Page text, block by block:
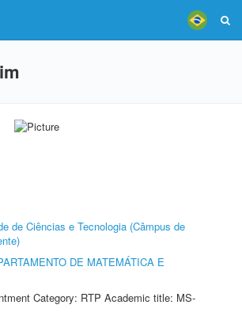
de Ciências e Tecnologia (Câmpus de
DE MATEMÁTICA E
Category: RTP Academic title: MS-